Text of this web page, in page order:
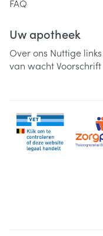
FAQ
Uw apotheek
Over ons Nuttige links
van wachtVoorschrift